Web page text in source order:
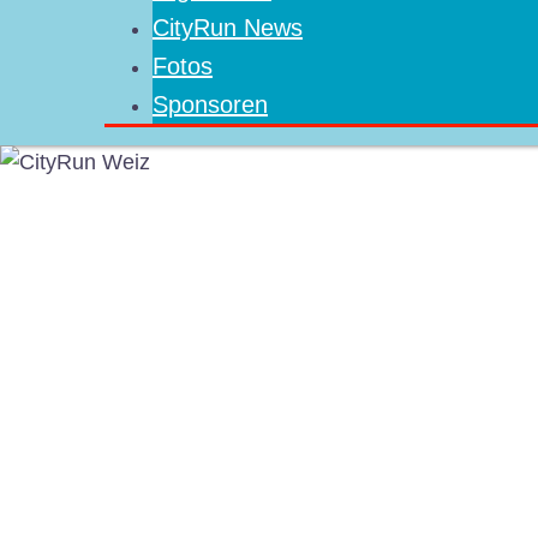
CityRun News
Fotos
Sponsoren